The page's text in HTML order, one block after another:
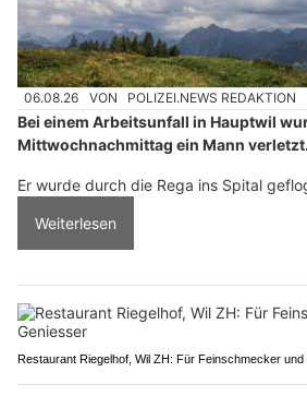
06.08.26 VON POLIZEI.NEWS REDAKTION
Bei einem Arbeitsunfall in Hauptwil
Mittwochnachmittag ein Mann verletzt.
Er wurde durch die Rega ins Spital
Weiterlesen
Restaurant Riegelhof, Wil ZH: Für Feinschmecker